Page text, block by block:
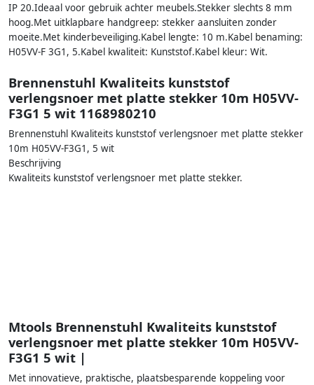
IP 20.Ideaal voor gebruik achter meubels.Stekker slechts 8 mm
hoog.Met uitklapbare handgreep: stekker aansluiten zonder
moeite.Met kinderbeveiliging.Kabel lengte: 10 m.Kabel benaming:
H05VV-F 3G1, 5.Kabel kwaliteit: Kunststof.Kabel kleur: Wit.
Brennenstuhl Kwaliteits kunststof
verlengsnoer met platte stekker 10m H05VV-
F3G1 5 wit 1168980210
Brennenstuhl Kwaliteits kunststof verlengsnoer met platte stekker
10m H05VV-F3G1, 5 wit
Beschrijving
Kwaliteits kunststof verlengsnoer met platte stekker.
Mtools Brennenstuhl Kwaliteits kunststof
verlengsnoer met platte stekker 10m H05VV-
F3G1 5 wit |
Met innovatieve, praktische, plaatsbesparende koppeling voor